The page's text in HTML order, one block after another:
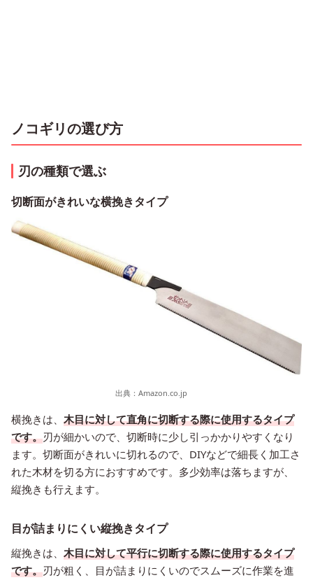
ノコギリの選び方
刃の種類で選ぶ
切断面がきれいな横挽きタイプ
出典： Amazon.co.jp
横挽きは、 木目に対して直角に切断する際に使用するタイプ
です。刃が細かいので、切断時に少し引っかかりやすくなり
ます。切断面がきれいに切れるので、DIYなどで細長く加工さ
れた木材を切る方におすすめです。多少効率は落ちますが、
縦挽きも行えます。
目が詰まりにくい縦挽きタイプ
縦挽きは、 木目に対して平行に切断する際に使用するタイプ
です。刃が粗く、目が詰まりにくいのでスムーズに作業を進